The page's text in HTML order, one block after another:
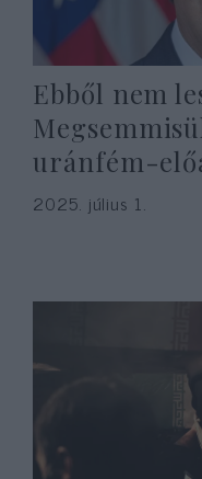
Ebből nem
uránfém-
2025. július 1.